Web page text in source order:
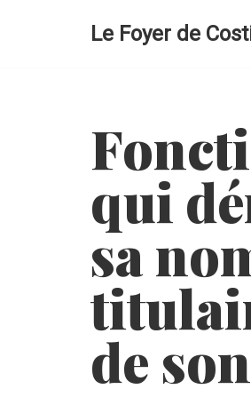
Le Foyer de
qui
sa
de